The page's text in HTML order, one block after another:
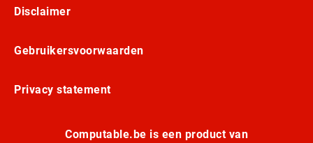
Disclaimer
Gebruikersvoorwaarden
Privacy statement
Computable.be is een product van